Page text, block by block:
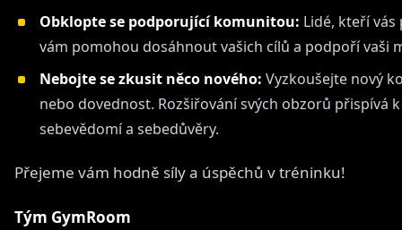
Obklopte se podporující komunitou: Lidé, kteří
vám pomohou dosáhnout vašich cílů a podpoří vaši
Nebojte se zkusit něco nového: Vyzkoušejte nový
nebo dovednost. Rozšiřování svých obzorů přispívá
sebevědomí a sebedůvěry.
Přejeme vám hodně síly a úspěchů v tréninku!
Tým GymRoom